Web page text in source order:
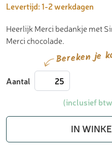
Levertijd:1-2 werkdagen
Heerlijk Merci bedankje met
Merci chocolade.
Bereken je
Aantal Merci
250
(inclusief
IN